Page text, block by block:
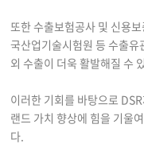
또한 수출보험공사 및 신용
국산업기술시험원 등 수출유
외 수출이 더욱 활발해질 수
이러한 기회를 바탕으로
랜드 가치 향상에 힘을 기울
다.